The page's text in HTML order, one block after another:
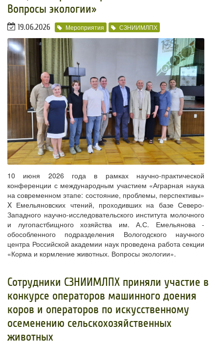
Вопросы экологии»
19.06.2026 Мероприятия СЗНИИМЛПХ
10 июня 2026 года в рамках научно-практической
конференции с международным участием «Аграрная наука
на современном этапе: состояние, проблемы, перспективы»
X Емельяновских чтений, проходивших на базе Северо-
Западного научно-исследовательского института молочного
и лугопастбищного хозяйства им. А.С. Емельянова -
обособленного подразделения Вологодского научного
центра Российской академии наук проведена работа секции
«Корма и кормление животных. Вопросы экологии».
​Сотрудники СЗНИИМЛПХ приняли участие в
конкурсе операторов машинного доения
коров и операторов по искусственному
осеменению сельскохозяйственных
животных